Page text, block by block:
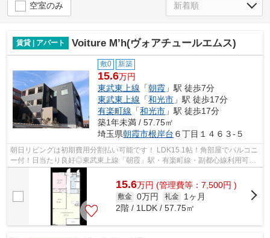
空室のみ
賃貸 | アパート Voiture M’h(ヴォアチュールエムス)
敷0 新築
15.6万円
東武東上線 「朝霞 」駅 徒歩7分
東武東上線 「和光市 」駅 徒歩17分
有楽町線 「和光市 」駅 徒歩17分
築1年未満 / 57.75㎡
埼玉県朝霞市根岸台 ６丁目１４６３-５
朝日リビングは初期費用分割払い可能です！ LDK15.1帖！角部屋でバルコニ
ー付！日当たり良好◎東武東上線「朝霞」駅・有楽町線・副都心線利用可で
交通が便利です！駐車場あり●インター...
15.6万円 (管理費等：7,500円 )
敷金 0万円 礼金
1ヶ月
2階 / 1LDK / 57.75㎡